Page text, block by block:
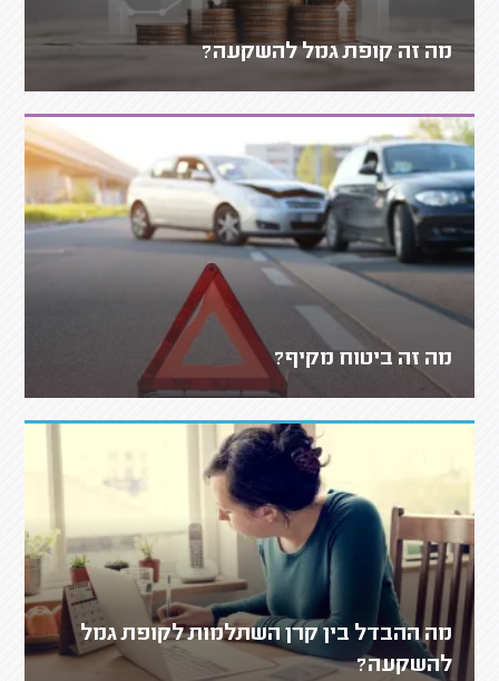
מה זה קופת גמל להשקעה?
מה זה ביטוח מקיף?
מה ההבדל בין קרן השתלמות לקופת גמל
להשקעה?